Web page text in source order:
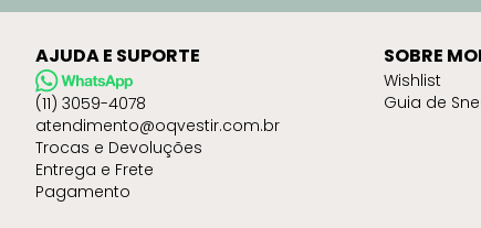
AJUDA E SUPORTE
(11) 3059-4078
atendimento@oqvestir.com.br
Trocas e Devoluções
Entrega e Frete
Pagamento
SOBRE
Wishlist
Guia de